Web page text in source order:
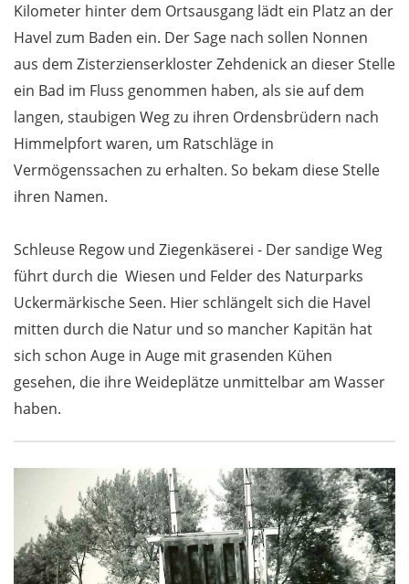
Kilometer hinter dem Ortsausgang lädt ein Platz an der
Havel zum Baden ein. Der Sage nach sollen Nonnen
aus dem Zisterzienserkloster Zehdenick an dieser Stelle
ein Bad im Fluss genommen haben, als sie auf dem
langen, staubigen Weg zu ihren Ordensbrüdern nach
Himmelpfort waren, um Ratschläge in
Vermögenssachen zu erhalten. So bekam diese Stelle
ihren Namen.
Schleuse Regow und Ziegenkäserei - Der sandige Weg
führt durch die Wiesen und Felder des Naturparks
Uckermärkische Seen. Hier schlängelt sich die Havel
mitten durch die Natur und so mancher Kapitän hat
sich schon Auge in Auge mit grasenden Kühen
gesehen, die ihre Weideplätze unmittelbar am Wasser
haben.